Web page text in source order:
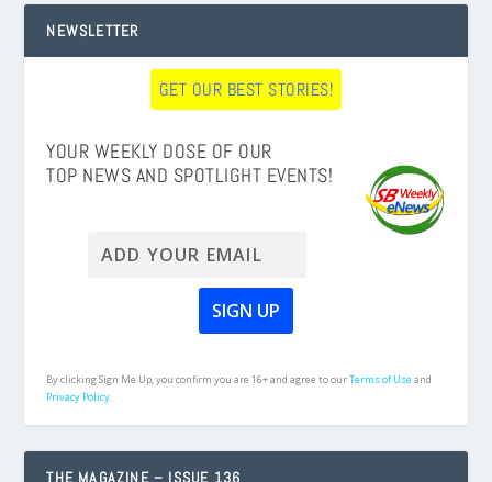
NEWSLETTER
GET OUR BEST STORIES!
YOUR WEEKLY DOSE OF OUR
TOP NEWS AND SPOTLIGHT EVENTS!
By clicking Sign Me Up, you confirm you are 16+ and agree to ourTerms of Useand
Privacy Policy.
THE MAGAZINE – ISSUE 136